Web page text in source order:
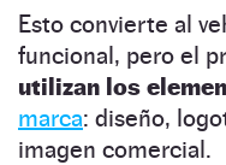
Esto convierte al
funcional, pero el
utilizan los
marca: diseño,
imagen comercial.